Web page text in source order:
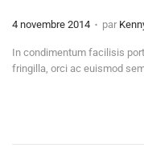
Publié
4 novembre 2014 . par
In condimentum facilisis
fringilla, orci ac euismod